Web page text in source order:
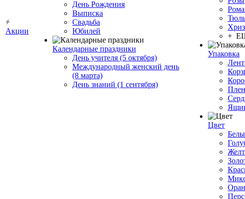
Акции
День Рождения
Выписка
Свадьба
Юбилей
Календарные праздники
День учителя (5 октября)
Международный женский день
(8 марта)
День знаний (1 сентября)
+
Упаковка
Цвет